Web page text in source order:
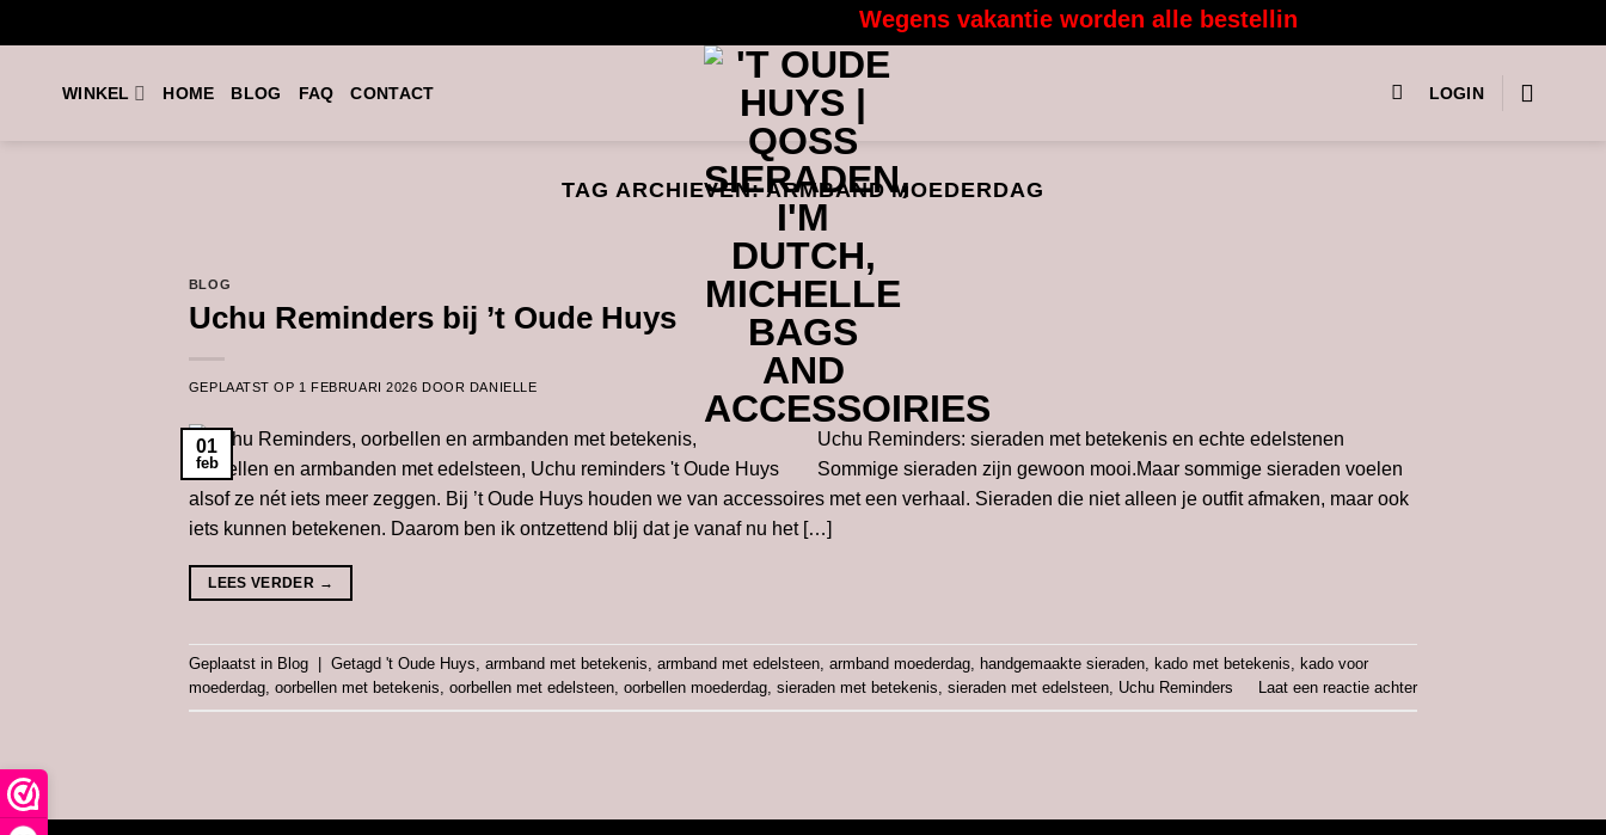
naar
Wegens vakantie worden alle bestellingen vanaf 3 augustus weer
WINKEL HOME BLOG FAQ CONTACT LOGIN
TAG ARCHIEVEN:ARMBAND MOEDERDAG
BLOG
Uchu Reminders bij ’t Oude Huys
GEPLAATST OP 1 FEBRUARI 2026 DOOR DANIELLE
01
feb
Uchu Reminders: sieraden met betekenis en echte edelstenen
Sommige sieraden zijn gewoon mooi.Maar sommige sieraden voelen
alsof ze nét iets meer zeggen. Bij ’t Oude Huys houden we van accessoires met een verhaal. Sieraden die niet alleen je outfit afmaken, maar ook
iets kunnen betekenen. Daarom ben ik ontzettend blij dat je vanaf nu het […]
LEES VERDER →
Geplaatst in Blog Getagd 't Oude Huys, armband met betekenis, armband met edelsteen, armband moederdag, handgemaakte sieraden, kado met betekenis, kado voor
moederdag, oorbellen met betekenis, oorbellen met edelsteen, oorbellen moederdag, sieraden met betekenis, sieraden met edelsteen, Uchu Reminders Laat een reactie achter